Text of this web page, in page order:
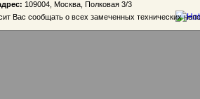
109004, Москва, Полковая 3/3
Вас сообщать о всех замеченных технических